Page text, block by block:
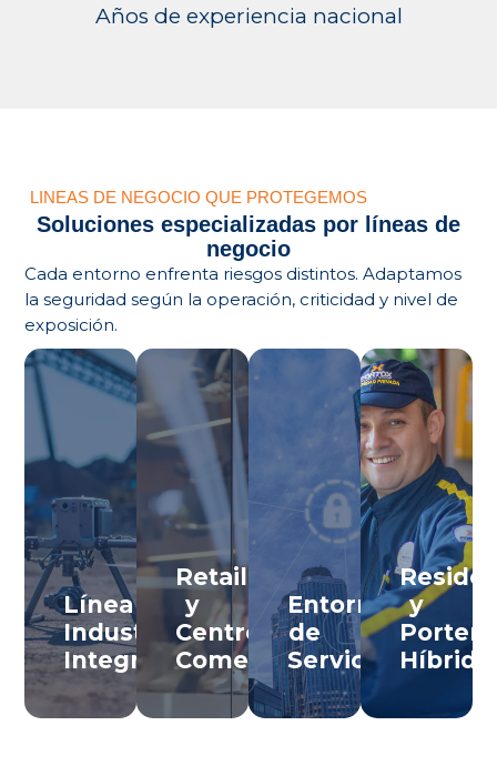
Años de experiencia nacional
LINEAS DE NEGOCIO QUE PROTEGEMOS
Soluciones especializadas por líneas de
negocio
Cada entorno enfrenta riesgos distintos. Adaptamos
la seguridad según la operación, criticidad y nivel de
exposición.
Línea
Industrial
Integral
Agroindustria
y
Logística
Tolima
Agroindustria,
y
bodegas
en el
corredor
logístico
central
del
Ver
Retail
y
Centros
Comerciales
Seguridad
Retail
Ibagué
Prevención
pérdidas
para
retail y
centros
comerciales
Ibagué.
Ver
Negocio
Entornos
de
Servicios
Servicios
Ibagué
hoteles,
edificios
corporativos
y obras
en la
capital
tolimense.
Ver
Linea De
Negocio
y
Híbrida
Portería
Híbrida
Ibagué
Portería
virtual e
inteligente
para
conjuntos
residenciales
en
Ibagué.